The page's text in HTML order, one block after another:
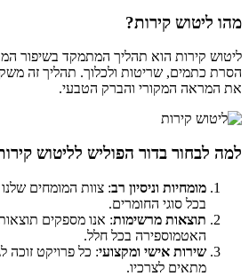
מהו ליטוש קירות?
ליטוש קירות הוא תהליך המתמקד בשיפור
הסרת כתמים, שריטות ולכלוך. תהליך זה
את המראה המקורי והברק הטבעי.
למה לבחור בדור הפוליש לליטוש
מומחיות וניסיון רב: צוות המומחים
בכל סוגי החומרים.
תוצאות מרשימות: אנו מספקים
האטמוספירה בכל חלל.
שירות אישי ומקצועי: כל פרויקט זוכה
מתאים לצרכיו.